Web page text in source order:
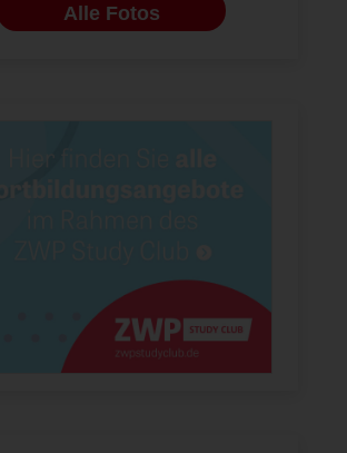
Alle Fotos